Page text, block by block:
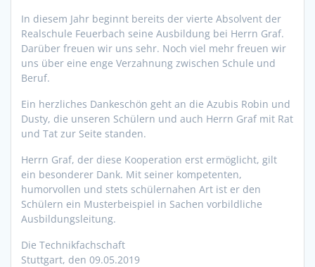
In diesem Jahr beginnt bereits der vierte Absolvent der
Realschule Feuerbach seine Ausbildung bei Herrn Graf.
Darüber freuen wir uns sehr. Noch viel mehr freuen wir
uns über eine enge Verzahnung zwischen Schule und
Beruf.
Ein herzliches Dankeschön geht an die Azubis Robin und
Dusty, die unseren Schülern und auch Herrn Graf mit Rat
und Tat zur Seite standen.
Herrn Graf, der diese Kooperation erst ermöglicht, gilt
ein besonderer Dank. Mit seiner kompetenten,
humorvollen und stets schülernahen Art ist er den
Schülern ein Musterbeispiel in Sachen vorbildliche
Ausbildungsleitung.
Die Technikfachschaft
Stuttgart, den 09.05.2019